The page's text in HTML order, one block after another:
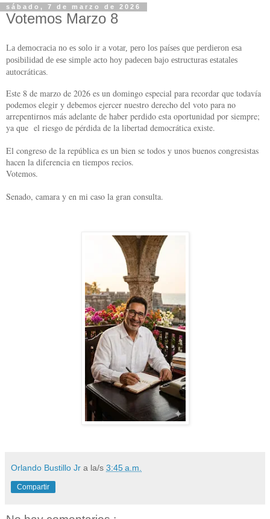
sábado, 7 de marzo de 2026
Votemos Marzo 8
La democracia no es solo ir a votar, pero los países que perdieron esa
posibilidad de ese simple acto hoy padecen bajo estructuras estatales
autocráticas.
Este 8 de marzo de 2026 es un domingo especial para recordar que todavía
podemos elegir y debemos ejercer nuestro derecho del voto para no
arrepentirnos más adelante de haber perdido esta oportunidad por siempre;
ya que el riesgo de pérdida de la libertad democrática existe.
El congreso de la república es un bien se todos y unos buenos congresistas
hacen la diferencia en tiempos recios.
Votemos.
Senado, camara y en mi caso la gran consulta.
Orlando Bustillo Jr a la/s 3:45 a.m.
Compartir